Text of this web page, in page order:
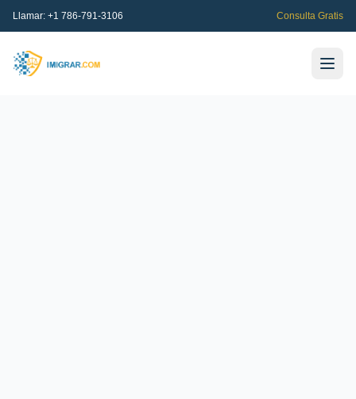
Llamar: +1 786-791-3106 Consulta Gratis